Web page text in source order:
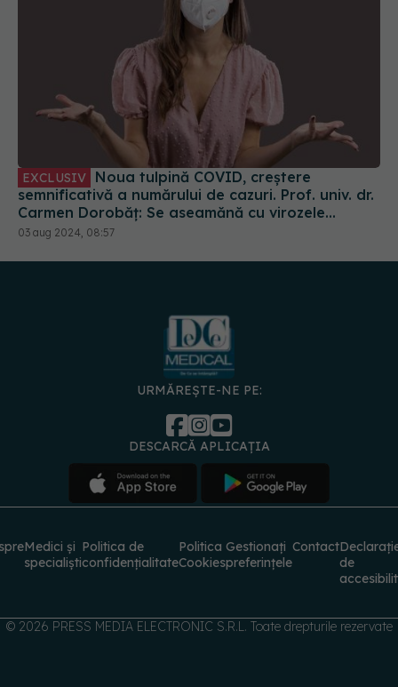
EXCLUSIV
semnificativă a numărului de cazuri. Prof. univ. dr.
Carmen Dorobăț: Se aseamănă cu virozele
respiratorii. Nu necesită tratament simptomatic
03 aug 2024, 08:57
URMĂREȘTE-NE PE:
DESCARCĂ APLICAȚIA
Medici și
specialiști
Politica de
confidențialitate
Politica
Cookies
Gestionați
preferințele
Contact
de
© 2026 PRESS MEDIA ELECTRONIC S.R.L. Toate drepturile rezervate